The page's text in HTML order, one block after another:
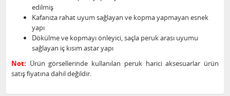
edilmiş
Kafanıza rahat uyum sağlayan ve kopma yapmayan esnek
yapı
Dökülme ve kopmayı önleyici, saçla peruk arası uyumu
sağlayan iç kısım astar yapı
Not: Ürün görsellerinde kullanılan peruk harici aksesuarlar ürün
satış fiyatına dahil değildir.